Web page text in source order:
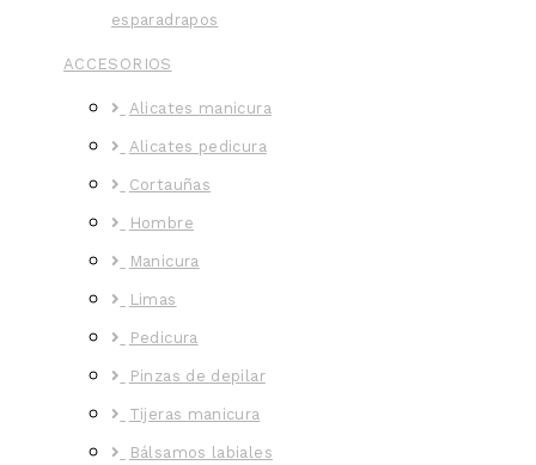
esparadrapos
ACCESORIOS
Alicates manicura
Alicates pedicura
Cortauñas
Hombre
Manicura
Limas
Pedicura
Pinzas de depilar
Tijeras manicura
Bálsamos labiales